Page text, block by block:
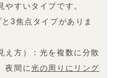
やすいタイプです。
3焦点タイプがありま
え方）：光を複数に分散
夜間に光の周りにリング